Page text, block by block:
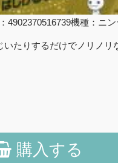
機種：ニ
たりするだけでノリノリ
購入する